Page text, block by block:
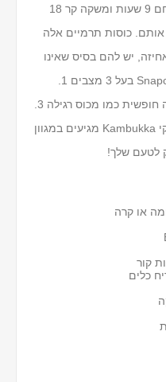
מבית Kamukka מחזיקים משקה חם 9 שעות ומשקה קר 18
כוסות תרמיים אלה
יש להם בסיס שאינו
נעול ומוכן להרפתקה הבאה. בקבוקי Kambukka מגיעים במגוון
לטעם שלך!
או קרה
כלים